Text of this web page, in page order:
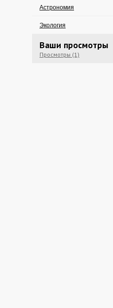
Астрономия
Экология
Ваши просмотры
Просмотры (1)